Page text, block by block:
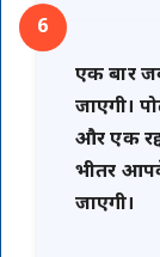
6
एक बार
जाएगी।
और एक
भीतर
जाएगी।